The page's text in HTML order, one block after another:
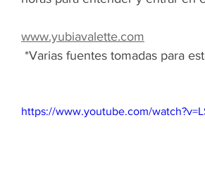
www.yubiavalette.com
*Varias fuentes tomadas para
https://www.youtube.com/